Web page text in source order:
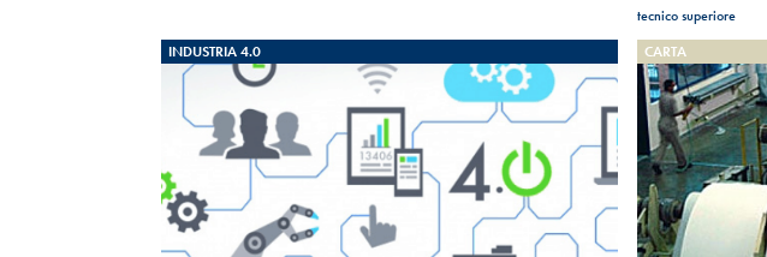
tecnico superiore
INDUSTRIA 4.0
CARTA